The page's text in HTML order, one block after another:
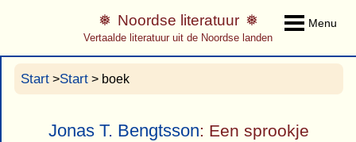
Menu
Noordse literatuur
Vertaalde literatuur uit de Noordse landen
Start >Start > boek
Jonas T. Bengtsson: Een sprookje